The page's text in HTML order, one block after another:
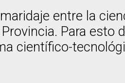
entre la
Para esto
científico-